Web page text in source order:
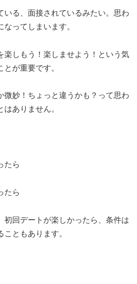
いる、面接されているみたい。思わ
ってしまいます。
楽しもう！楽しませよう！という気
が重要です。
微妙！ちょっと違うかも？って思わ
ありません。
たら
たら
初回デートが楽しかったら、条件は
ともあります。